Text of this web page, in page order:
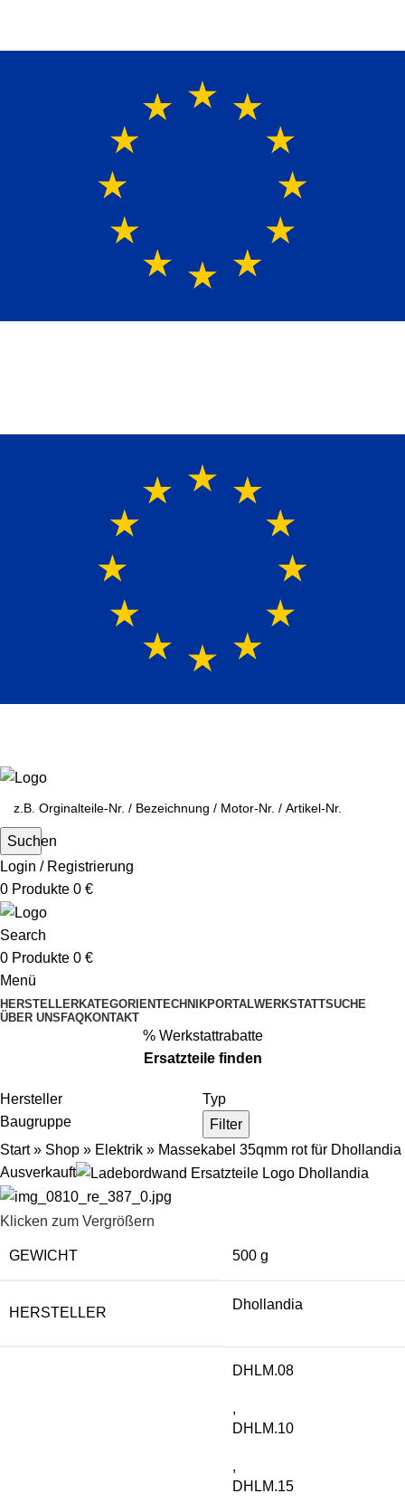
Suchen
Login / Registrierung
0 Produkte 0 €
Search
0 Produkte 0 €
Menü
HERSTELLERKATEGORIENTECHNIKPORTALWERKSTATTSUCHE
ÜBER UNS FAQKONTAKT
% Werkstattrabatte
Ersatzteile finden
Hersteller
Typ
Baugruppe
Filter
Start» Shop » Elektrik » Massekabel 35qmm rot für Dhollandia
Ausverkauft
Klicken zum Vergrößern
GEWICHT 500 g
HERSTELLER
Dhollandia
DHLM.08
,
DHLM.10
,
DHLM.15